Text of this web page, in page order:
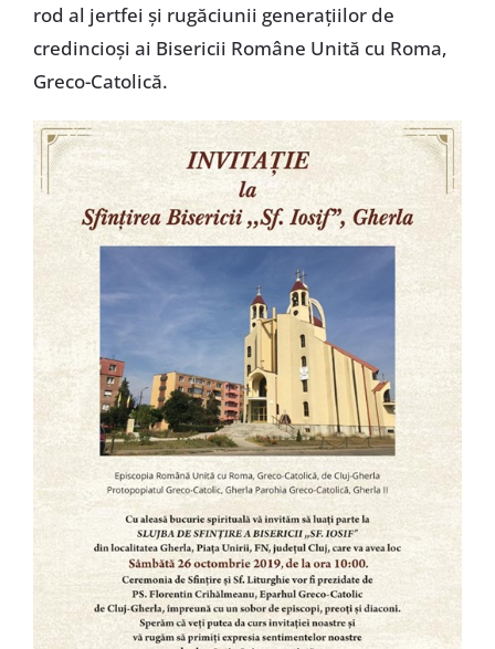
rod al jertfei și rugăciunii generațiilor de
credincioși ai Bisericii Române Unită cu Roma,
Greco-Catolică.